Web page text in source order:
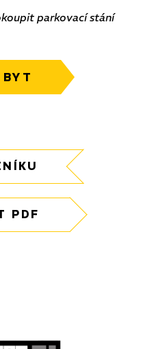
parkovací stání
BYT
PDF